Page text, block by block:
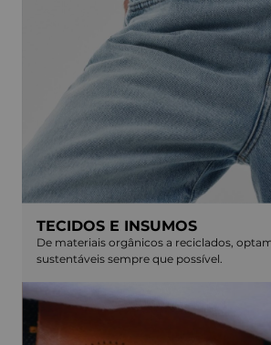
TECIDOS E INSUMOS
De materiais orgânicos a reciclados,
sustentáveis sempre que possível.